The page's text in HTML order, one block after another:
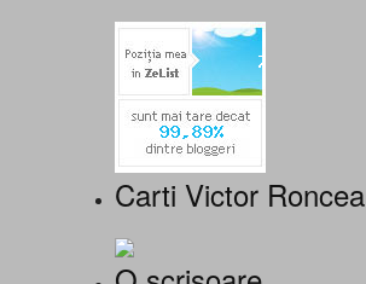
Carti Victor Roncea